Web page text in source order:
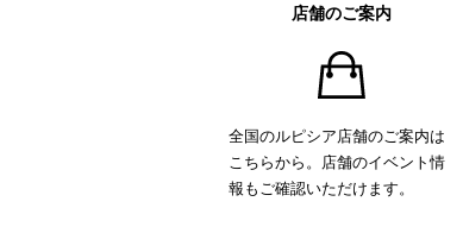
店舗のご案内
全国のルピシア店舗のご案内は
こちらから。店舗のイベント情
報もご確認いただけます。